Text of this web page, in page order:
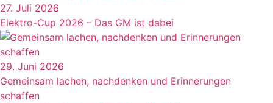
27. Juli 2026
Elektro-Cup 2026 – Das GM ist dabei
29. Juni 2026
Gemeinsam lachen, nachdenken und Erinnerungen
schaffen